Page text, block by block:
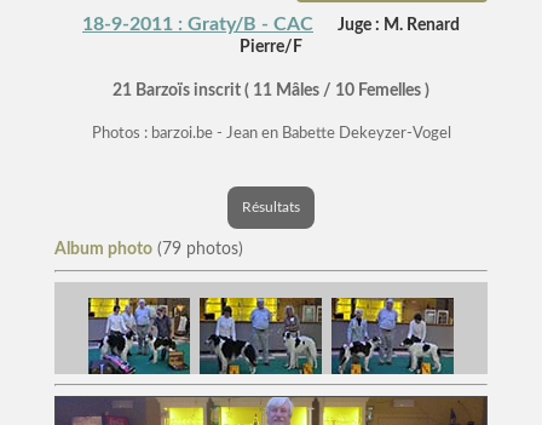
18-9-2011 : Graty/B - CAC
Juge : M. Renard
Pierre/F
21 Barzoïs inscrit ( 11 Mâles / 10 Femelles )
Photos : barzoi.be - Jean en Babette Dekeyzer-Vogel
Résultats
Album photo (79 photos)